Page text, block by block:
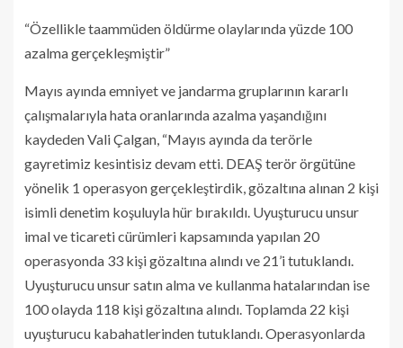
“Özellikle taammüden öldürme olaylarında yüzde 100
azalma gerçekleşmiştir”
Mayıs ayında emniyet ve jandarma gruplarının kararlı
çalışmalarıyla hata oranlarında azalma yaşandığını
kaydeden Vali Çalgan, “Mayıs ayında da terörle
gayretimiz kesintisiz devam etti. DEAŞ terör örgütüne
yönelik 1 operasyon gerçekleştirdik, gözaltına alınan 2 kişi
isimli denetim koşuluyla hür bırakıldı. Uyuşturucu unsur
imal ve ticareti cürümleri kapsamında yapılan 20
operasyonda 33 kişi gözaltına alındı ve 21’i tutuklandı.
Uyuşturucu unsur satın alma ve kullanma hatalarından ise
100 olayda 118 kişi gözaltına alındı. Toplamda 22 kişi
uyuşturucu kabahatlerinden tutuklandı. Operasyonlarda